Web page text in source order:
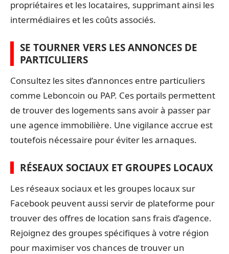
propriétaires et les locataires, supprimant ainsi les
intermédiaires et les coûts associés.
SE TOURNER VERS LES ANNONCES DE
PARTICULIERS
Consultez les sites d’annonces entre particuliers
comme Leboncoin ou PAP. Ces portails permettent
de trouver des logements sans avoir à passer par
une agence immobilière. Une vigilance accrue est
toutefois nécessaire pour éviter les arnaques.
RÉSEAUX SOCIAUX ET GROUPES LOCAUX
Les réseaux sociaux et les groupes locaux sur
Facebook peuvent aussi servir de plateforme pour
trouver des offres de location sans frais d’agence.
Rejoignez des groupes spécifiques à votre région
pour maximiser vos chances de trouver un